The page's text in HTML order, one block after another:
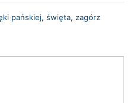
pańskiej, święta, zagórz